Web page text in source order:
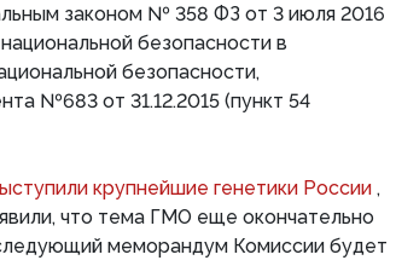
законом № 358 ФЗ от 3 июля 2016
безопасности в
безопасности,
№683 от 31.12.2015 (пункт 54
крупнейшие генетики России ,
что тема ГМО еще окончательно
меморандум Комиссии будет